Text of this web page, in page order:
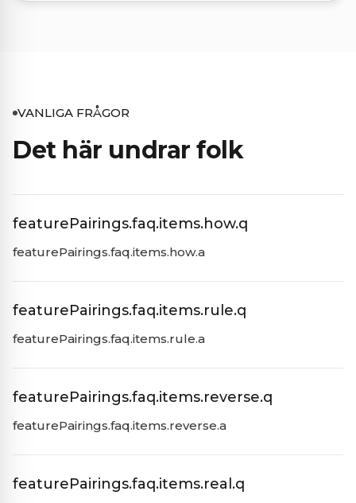
VANLIGA FRÅGOR
Det här undrar folk
featurePairings.faq.items.how.q
featurePairings.faq.items.how.a
featurePairings.faq.items.rule.q
featurePairings.faq.items.rule.a
featurePairings.faq.items.reverse.q
featurePairings.faq.items.reverse.a
featurePairings.faq.items.real.q